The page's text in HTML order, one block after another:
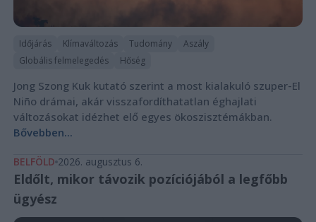
Időjárás Klímaváltozás Tudomány
Aszály
Globális felmelegedés
Hőség
Jong Szong Kuk kutató szerint a most kialakuló szuper-El
Niño drámai, akár visszafordíthatatlan éghajlati
változásokat idézhet elő egyes ökoszisztémákban.
Bővebben...
BELFÖLD 2026. augusztus 6.
Eldőlt, mikor távozik pozíciójából a legfőbb
ügyész